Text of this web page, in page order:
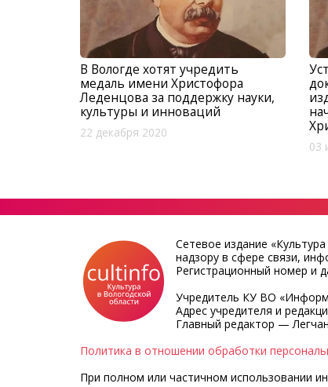
В Вологде хотят учредить
медаль имени Христофора
Леденцова за поддержку науки,
культуры и инноваций
22 декабря 2020
03
Сетевое издание
надзору в сфере связи,
Регистрационный номер и
Учредитель КУ ВО
Адрес учредителя и
Главный редактор —
Политика в отношении обработки
При полном или частичном использовании